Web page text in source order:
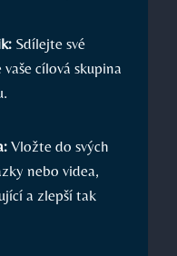
Sdílejte své
cílová skupina
Vložte do svých
nebo videa,
a zlepší tak